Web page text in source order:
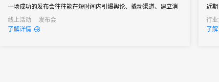
一场成功的发布会往往能在短时间内引爆舆论、撬动渠道、建立消
费者认知。然而对于主办方来说，新品发布会也是一场“高难度战
役”，稍有不慎就可能影响传播效果。选择一款真正懂新品发布会场
线上活动
发布会
了解详情
近
议
行
了